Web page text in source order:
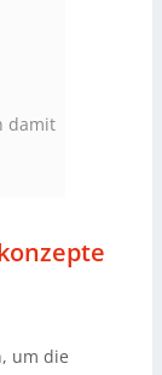
damit
um die